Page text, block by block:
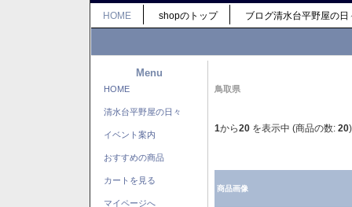
HOME shopのトップ ブログ清水台平野屋の日
Menu
HOME
清水台平野屋の日々
イベント案内
おすすめの商品
カートを見る
マイページへ
鳥取県
1から20 を表示中 (商品の数: 20)
商品画像